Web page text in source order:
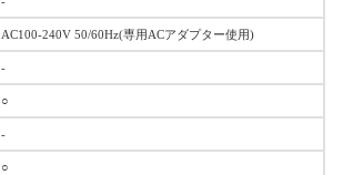
AC100-240V 50/60Hz(専用ACアダプター使用)
-
○
-
○